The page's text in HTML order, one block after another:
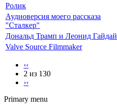
Ролик
Аудиоверсия моего рассказа
"Сталкер"
Дональд Трамп и Леонид Гайдай
Valve Source Filmmaker
‹‹
2 из 130
››
Primary menu